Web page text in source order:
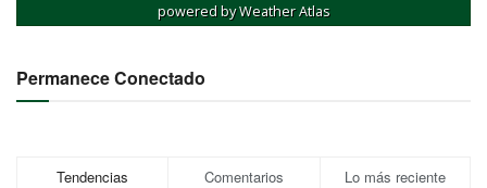
powered byWeather Atlas
Permanece Conectado
Tendencias Comentarios Lo más reciente